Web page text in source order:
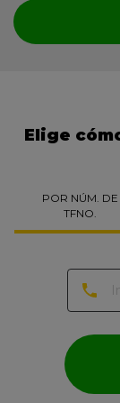
Elige
POR NÚM. DE
TFNO.